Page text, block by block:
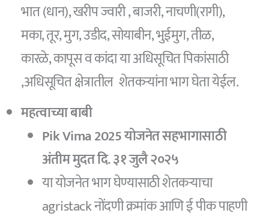
भात (धान), खरीप ज्वारी , बाजरी, नाचणी(रागी),
मका, तूर, मुग, उडीद, सोयाबीन, भुईमुग, तीळ,
कारळे, कापूस व कांदा या अधिसूचित पिकांसाठी
,अधिसूचित क्षेत्रातील शेतकऱ्यांना भाग घेता येईल.
महत्वाच्या बाबी
Pik Vima 2025 योजनेत सहभागासाठी
अंतीम मुदत दि. ३१ जुलै २०२५
या योजनेत भाग घेण्यासाठी शेतकऱ्याचा
agristack नोंदणी क्रमांक आणि ई पीक पाहणी